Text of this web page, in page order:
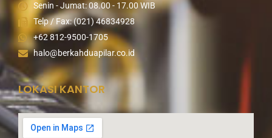
Senin - Jumat: 08.00 - 17.00 WIB
Telp / Fax: (021) 46834928
+62 812-9500-1705
halo@berkahduapilar.co.id
LOKASI KANTOR